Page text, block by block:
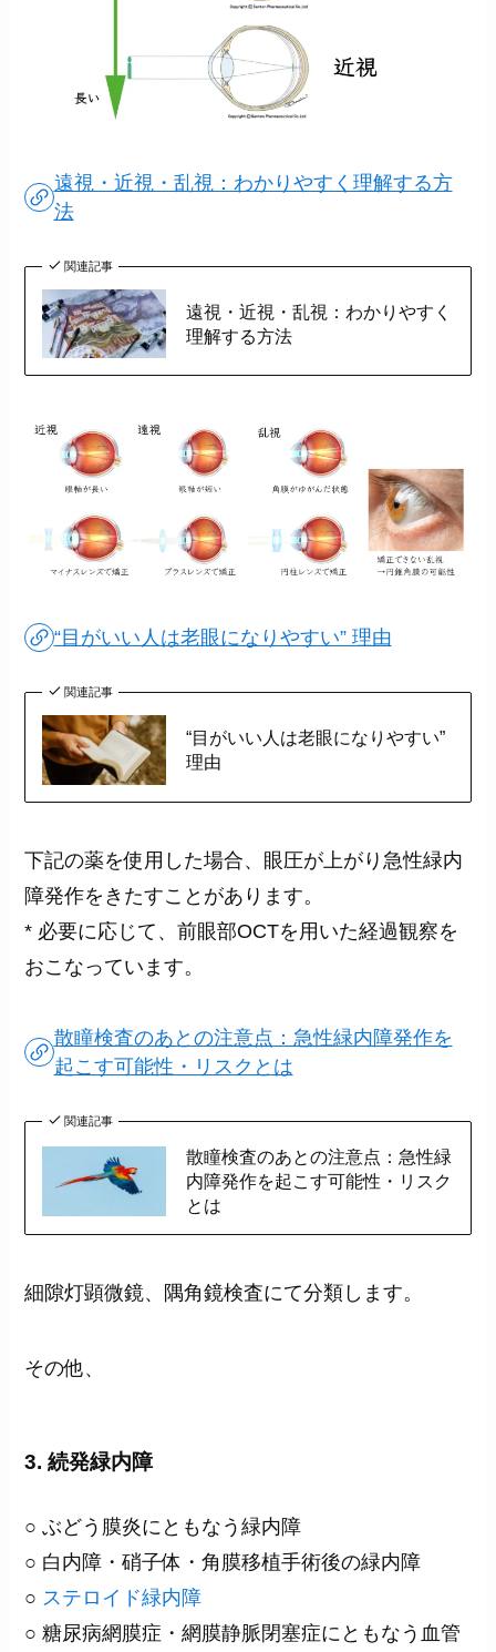
遠視・近視・乱視：わかりやすく理解する方
法
関連記事
遠視・近視・乱視：わかりやすく
理解する方法
“目がいい人は老眼になりやすい” 理由
関連記事
“目がいい人は老眼になりやすい”
理由
下記の薬を使用した場合、眼圧が上がり急性緑内
障発作をきたすことがあります。
* 必要に応じて、前眼部OCTを用いた経過観察を
おこなっています。
散瞳検査のあとの注意点：急性緑内障発作を
起こす可能性・リスクとは
関連記事
散瞳検査のあとの注意点：急性緑
内障発作を起こす可能性・リスク
とは
細隙灯顕微鏡、隅角鏡検査にて分類します。
その他、
3. 続発緑内障
○ ぶどう膜炎にともなう緑内障
○ 白内障・硝子体・角膜移植手術後の緑内障
○ ステロイド緑内障
○ 糖尿病網膜症・網膜静脈閉塞症にともなう血管